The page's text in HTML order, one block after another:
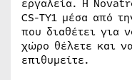
εργαλεία. Η
CS-TY1 μέσα από
που διαθέτει για
χώρο θέλετε και
επιθυμείτε.